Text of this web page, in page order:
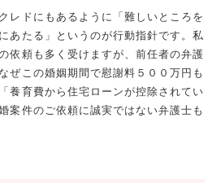
レドにもあるように「難しいところを
あたる」というのが行動指針です。私
依頼も多く受けますが、前任者の弁護
ぜこの婚姻期間で慰謝料５００万円も
養育費から住宅ローンが控除されてい
案件のご依頼に誠実ではない弁護士も